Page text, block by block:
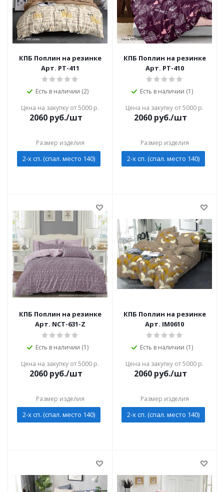
КПБ Поплин на резинке
Арт. PT-411
Есть в наличии (2)
Цена на закупку от 5000 р.
2060 руб./шт
Размер изделия
2-х сп. (спал. место 140)
КПБ Поплин на резинке
Арт. PT-410
Есть в наличии (1)
Цена на закупку от 5000 р.
2060 руб./шт
Размер изделия
2-х сп. (спал. место 140)
КПБ Поплин на резинке
Арт. NCT-631-Z
Есть в наличии (1)
Цена на закупку от 5000 р.
2060 руб./шт
Размер изделия
2-х сп. (спал. место 140)
КПБ Поплин на резинке
Арт. IM0610
Есть в наличии (1)
Цена на закупку от 5000 р.
2060 руб./шт
Размер изделия
2-х сп. (спал. место 140)